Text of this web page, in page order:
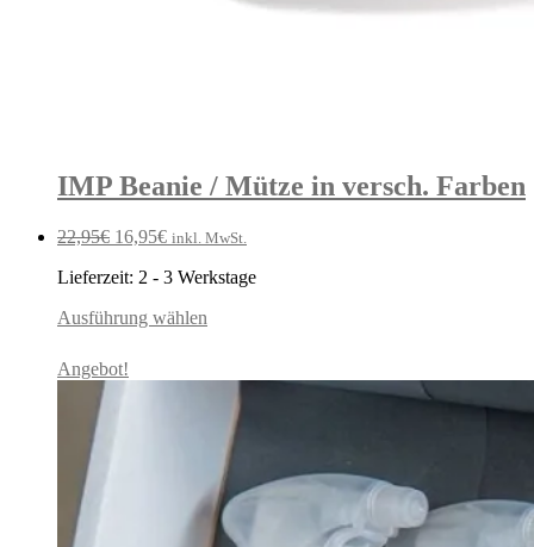
IMP Beanie / Mütze in versch. Farben
22,95€ Ursprünglicher
war:
16,95€Aktueller
ist:
inkl. MwSt.
Lieferzeit: 2 - 3 Werkstage
Ausführung wählen
Angebot!